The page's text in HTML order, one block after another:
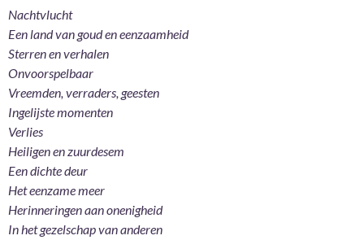
Nachtvlucht
Een land van goud en eenzaamheid
Sterren en verhalen
Onvoorspelbaar
Vreemden, verraders, geesten
Ingelijste momenten
Verlies
Heiligen en zuurdesem
Een dichte deur
Het eenzame meer
Herinneringen aan onenigheid
In het gezelschap van anderen